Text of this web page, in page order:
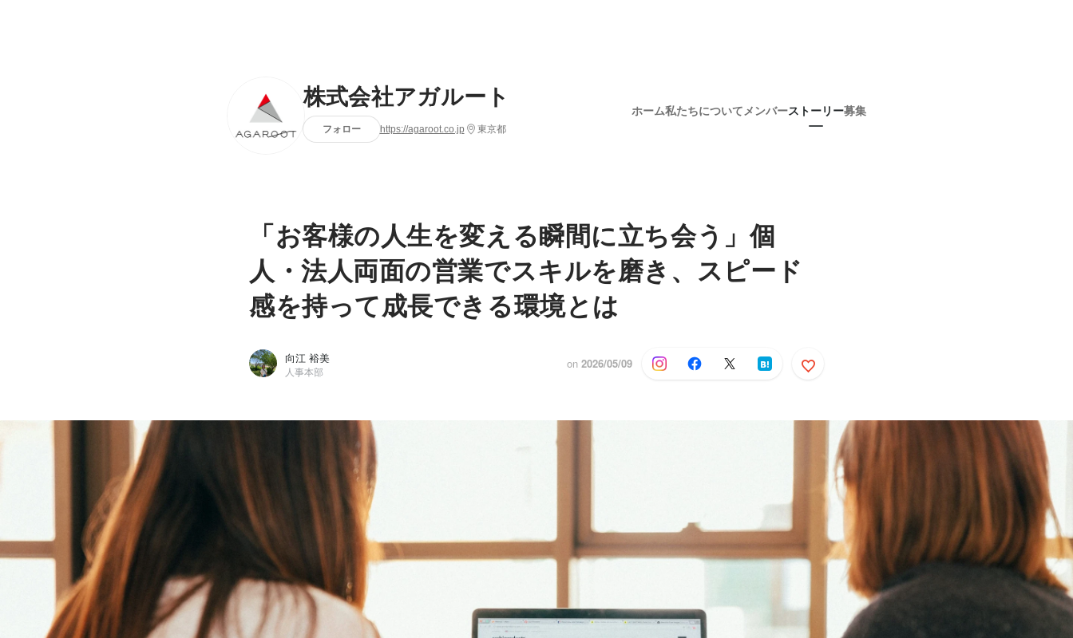
株式会社アガルート
フォロー https://agaroot.co.jp 東京都
ホーム私たちについて メンバーストーリー募集
「お客様の人生を変える瞬間に立ち会う」個
人・法人両面の営業でスキルを磨き、スピード
感を持って成長できる環境とは
向江 裕美
人事本部
on 2026/05/09
向江 裕美
株式会社アガルート / 人事本部